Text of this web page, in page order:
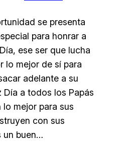
se presenta
para honrar a
ese ser que lucha
lo mejor de sí para
adelante a su
Día a todos los Papás
lo mejor para sus
con sus
un buen…